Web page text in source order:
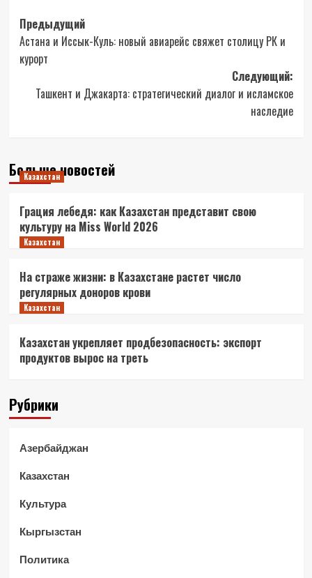
Навигация
записи
Предыдущий
Астана и Иссык-Куль: новый авиарейс свяжет столицу РК и
курорт
Следующий:
Ташкент и Джакарта: стратегический диалог и исламское
наследие
Больше новостей
Казахстан
Грация лебедя: как Казахстан представит свою
культуру на Miss World 2026
Казахстан
На страже жизни: в Казахстане растет число
регулярных доноров крови
Казахстан
Казахстан укрепляет продбезопасность: экспорт
продуктов вырос на треть
Рубрики
Азербайджан
Казахстан
Культура
Кыргызстан
Политика